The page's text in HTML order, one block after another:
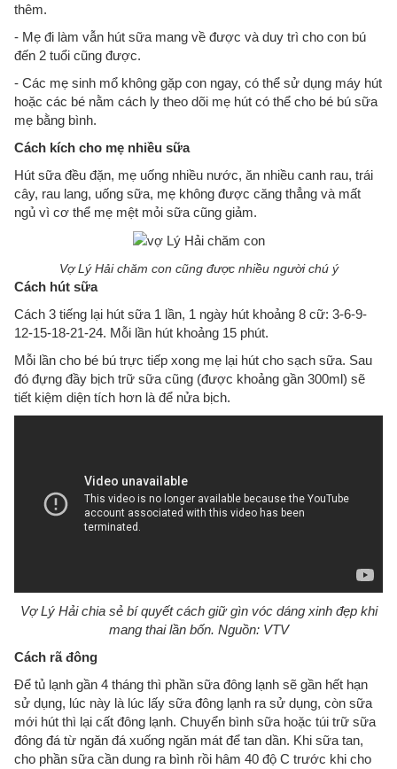
thêm.
- Mẹ đi làm vẫn hút sữa mang về được và duy trì cho con bú
đến 2 tuổi cũng được.
- Các mẹ sinh mổ không gặp con ngay, có thể sử dụng máy hút
hoặc các bé nằm cách ly theo dõi mẹ hút có thể cho bé bú sữa
mẹ bằng bình.
Cách kích cho mẹ nhiều sữa
Hút sữa đều đặn, mẹ uống nhiều nước, ăn nhiều canh rau, trái
cây, rau lang, uống sữa, mẹ không được căng thẳng và mất
ngủ vì cơ thể mẹ mệt mỏi sữa cũng giảm.
Vợ Lý Hải chăm con cũng được nhiều người chú ý
Cách hút sữa
Cách 3 tiếng lại hút sữa 1 lần, 1 ngày hút khoảng 8 cữ: 3-6-9-
12-15-18-21-24. Mỗi lần hút khoảng 15 phút.
Mỗi lần cho bé bú trực tiếp xong mẹ lại hút cho sạch sữa. Sau
đó đựng đầy bịch trữ sữa cũng (được khoảng gần 300ml) sẽ
tiết kiệm diện tích hơn là để nửa bịch.
Vợ Lý Hải chia sẻ bí quyết cách giữ gìn vóc dáng xinh đẹp khi
mang thai lần bốn. Nguồn: VTV
Cách rã đông
Để tủ lạnh gần 4 tháng thì phần sữa đông lạnh sẽ gần hết hạn
sử dụng, lúc này là lúc lấy sữa đông lạnh ra sử dụng, còn sữa
mới hút thì lại cất đông lạnh. Chuyển bình sữa hoặc túi trữ sữa
đông đá từ ngăn đá xuống ngăn mát để tan dần. Khi sữa tan,
cho phần sữa cần dung ra bình rồi hâm 40 độ C trước khi cho